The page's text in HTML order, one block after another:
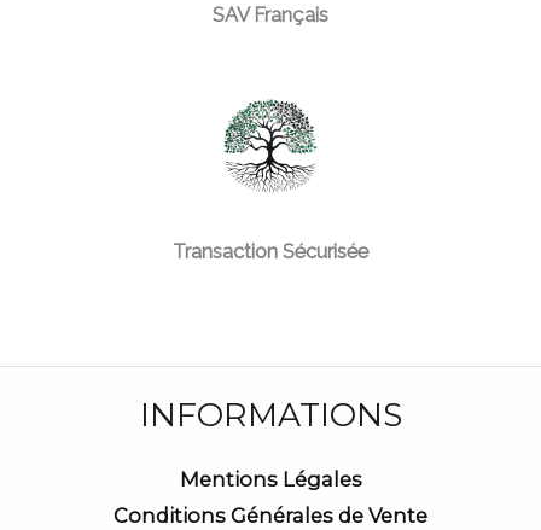
SAV Français
Transaction Sécurisée
INFORMATIONS
Mentions Légales
Conditions Générales de Vente